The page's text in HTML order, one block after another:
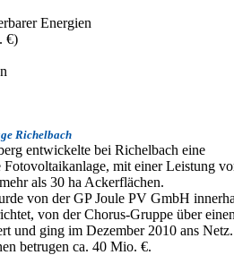
Energien
€)
Richelbach
entwickelte bei Richelbach eine
mit einer Leistung
als 30 ha Ackerflächen.
von der GP Joule PV GmbH
von der Chorus-Gruppe über einen
und ging im Dezember 2010 ans Netz.
betrugen ca. 40 Mio. €.